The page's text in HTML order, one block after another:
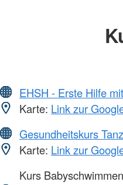
EHSH - Erste Hilfe
Karte: Link zur
Gesundheitskurs
Karte: Link zur
Kurs Babyschwimmen